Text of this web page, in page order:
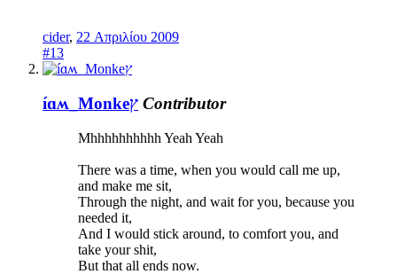
cider, 22 Απριλίου 2009
#13
íɑʍ_Monkeץ Contributor
Mhhhhhhhhhh Yeah Yeah
There was a time, when you would call me up,
and make me sit,
Through the night, and wait for you, because you
needed it,
And I would stick around, to comfort you, and
take your shit,
But that all ends now.